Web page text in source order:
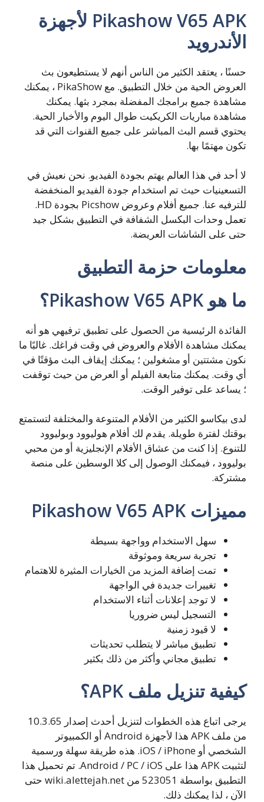
Pikashow V65 APK لأجهزة
الأندرويد
حسنًا ، يعتقد الكثير من الناس أنهم لا يستطيعون بث
العروض الحية من خلال التطبيق. مع PikaShow ، يمكنك
مشاهدة جميع برامجك المفضلة بمجرد بثها. يمكنك
مشاهدة مباريات الكريكيت طوال اليوم والأخبار الحية.
يحتوي قسم البث المباشر على جميع القنوات التي قد
تكون مهتمًا بها.
لا أحد في هذا العالم يهتم بجودة الفيديو. نحن نعيش في
التسعينيات حيث تم استخدام جودة الفيديو المنخفضة
للترفيه عنا. جميع أفلام وعروض Picshow بجودة HD.
تعمل وحدات البكسل الشفافة في التطبيق بشكل جيد
حتى على الشاشات العريضة.
معلومات حزمة التطبيق
ما هو Pikashow V65 APK؟
الفائدة الرئيسية من الحصول على تطبيق ترفيهي هو أنه
يمكنك مشاهدة الأفلام والعروض في وقت فراغك. غالبًا ما
نكون مشتتين أو مشغولين ؛ يمكنك إيقاف البث مؤقتًا في
أي وقت. يمكنك متابعة الفيلم أو العرض من حيث توقفت
؛ يساعد على توفير الوقت.
لدى بيكاسو الكثير من الأفلام المتنوعة والمختلفة لتستمتع
بوقتك لفترة طويلة. يقدم لك أفلام هوليوود وبوليوود
للتنوع. إذا كنت من عشاق الأفلام الإنجليزية أو من محبي
بوليوود ، فيمكنك الوصول إلى كلا الوسطين على منصة
مشتركة.
مميزات Pikashow V65 APK
سهل الاستخدام وواجهة بسيطة
تجربة سريعة وموثوقة
تمت إضافة المزيد من الخيارات المثيرة للاهتمام
تغييرات جديدة في الواجهة
لا توجد إعلانات أثناء الاستخدام
التسجيل ليس ضروريا
لا قيود زمنية
تطبيق مباشر لا يتطلب تحديثات
تطبيق مجاني وأكثر من ذلك بكثير
كيفية تنزيل ملف APK؟
يرجى اتباع هذه الخطوات لتنزيل أحدث إصدار 10.3.65
من ملف APK هذا لأجهزة Android أو الكمبيوتر
الشخصي أو iOS / iPhone. هذه طريقة سهلة ورسمية
لتثبيت APK هذا على Android / PC / iOS. تم تحميل هذا
التطبيق بواسطة 523051 من wiki.alettejah.net حتى
الآن ، لذا يمكنك ذلك.